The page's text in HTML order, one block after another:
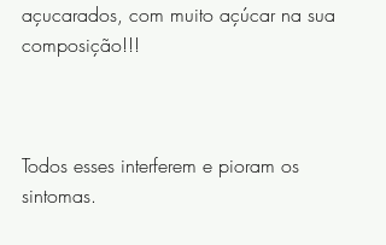
açucarados, com muito açúcar na sua
composição!!!
Todos esses interferem e pioram os
sintomas.